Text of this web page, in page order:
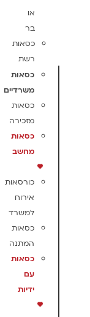
או
בר
כסאות
רשת
כסאות
משרדיים
כסאות
מזכירה
כסאות
מחשב
כורסאות
אירוח
למשרד
כסאות
המתנה
כסאות
עם
ידיות